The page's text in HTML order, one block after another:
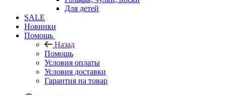
Для детей
SALE
Новинки
Помощь
Назад
Помощь
Условия оплаты
Условия доставки
Гарантия на товар